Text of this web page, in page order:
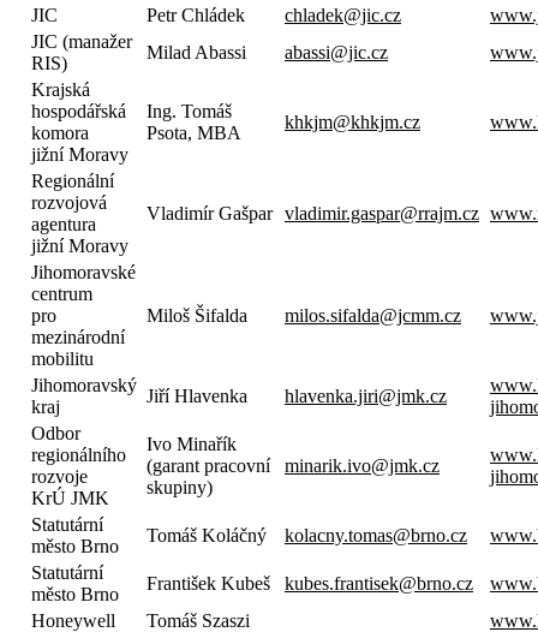
JIC Petr Chládek chladek@jic.cz
JIC (manažer
RIS)
Milad Abassi abassi@jic.cz
Krajská
hospodářská
komora
jižní Moravy
Ing. Tomáš
Psota, MBA
khkjm@khkjm.cz
Regionální
rozvojová
agentura
jižní Moravy
Vladimír Gašpar vladimir.gaspar@rrajm.cz
Jihomoravské
centrum
pro
mezinárodní
mobilitu
Miloš Šifalda milos.sifalda@jcmm.cz
Jihomoravský
kraj
Jiří Hlavenka hlavenka.jiri@jmk.cz
Odbor
regionálního
rozvoje
KrÚ JMK
Ivo Minařík
(garant pracovní
skupiny)
minarik.ivo@jmk.cz
Statutární
město Brno
Tomáš Koláčný kolacny.tomas@brno.cz
Statutární
město Brno
František Kubeš kubes.frantisek@brno.cz
Honeywell
Tomáš Szaszi